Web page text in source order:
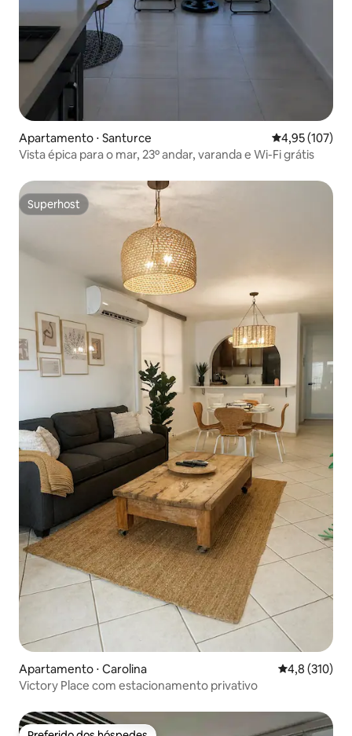
Apartamento ⋅ Santurce 4,95 de uma
4,95 (107)
Vista épica para o mar, 23º andar, varanda e Wi-Fi grátis
Superhost
Superhost
Apartamento ⋅ Carolina 4,8 de uma
4,8 (310)
Victory Place com estacionamento privativo